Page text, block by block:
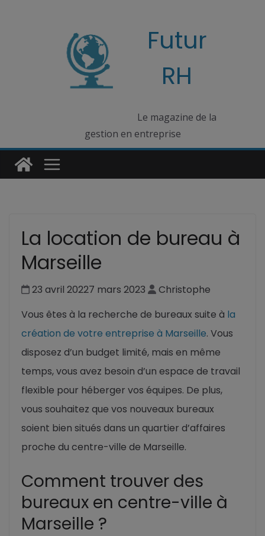
Futur
RH
Le magazine de la
gestion en entreprise
La location de bureau à
Marseille
23 avril 20227 mars 2023
Christophe
Vous êtes à la recherche de bureaux suite à la
création de votre entreprise à Marseille. Vous
disposez d’un budget limité, mais en même
temps, vous avez besoin d’un espace de travail
flexible pour héberger vos équipes. De plus,
vous souhaitez que vos nouveaux bureaux
soient bien situés dans un quartier d’affaires
proche du centre-ville de Marseille.
Comment trouver des
bureaux en centre-ville à
Marseille ?